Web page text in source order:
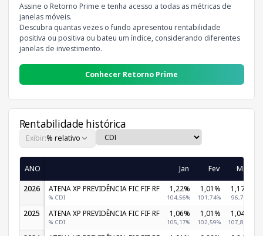
Assine o Retorno Prime e tenha acesso a todas as métricas de
janelas móveis.
Descubra quantas vezes o fundo apresentou rentabilidade
positiva ou positiva ou bateu um índice, considerando diferentes
janelas de investimento.
Conhecer Retorno Prime
Rentabilidade histórica
Exibir:% relativo
ANO Jan Fev
Mar
2026
ATENA XP PREVIDÊNCIA FIC FIF RF
% CDI
1,22%
104,56%
1,01%
101,74%
1,17%
96,78%
2025 ATENA XP PREVIDÊNCIA FIC FIF RF
% CDI
1,06%
105,17%
1,01%
102,59%
1,04%
107,80%